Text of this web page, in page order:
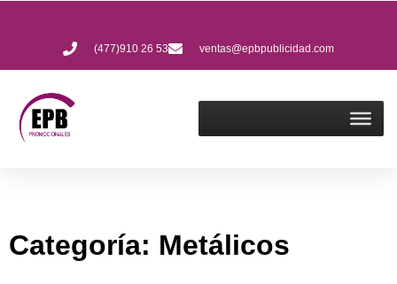
(477)910 26 53 ventas@epbpublicidad.com
Categoría: Metálicos